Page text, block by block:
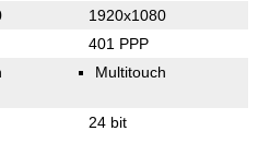
1920x1080
401 PPP
Multitouch
24 bit